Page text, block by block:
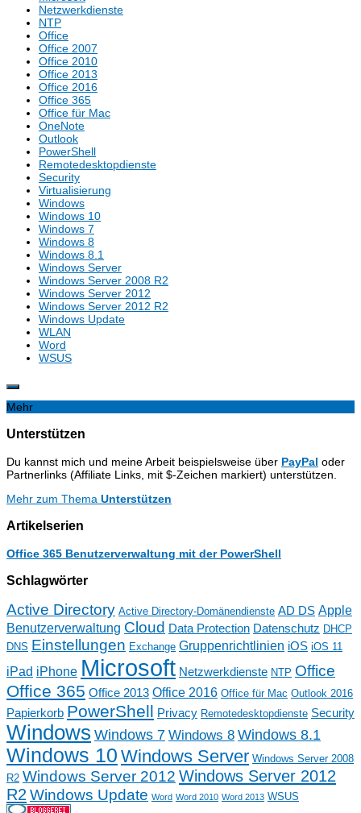
Netzwerkdienste
NTP
Office
Office 2007
Office 2010
Office 2013
Office 2016
Office 365
Office für Mac
OneNote
Outlook
PowerShell
Remotedesktopdienste
Security
Virtualisierung
Windows
Windows 10
Windows 7
Windows 8
Windows 8.1
Windows Server
Windows Server 2008 R2
Windows Server 2012
Windows Server 2012 R2
Windows Update
WLAN
Word
WSUS
Mehr
Unterstützen
Du kannst mich und meine Arbeit beispielsweise über PayPal oder
Partnerlinks (Affiliate Links, mit $-Zeichen markiert) unterstützen.
Mehr zum Thema Unterstützen
Artikelserien
Office 365 Benutzerverwaltung mit der PowerShell
Schlagwörter
Active Directory Active Directory-Domänendienste AD DS Apple
Benutzerverwaltung Cloud Data Protection Datenschutz DHCP
DNS Einstellungen Exchange Gruppenrichtlinien iOS iOS 11
iPad iPhone Microsoft Netzwerkdienste NTP Office
Office 365 Office 2013 Office 2016 Office für Mac Outlook 2016
Papierkorb PowerShell Privacy Remotedesktopdienste Security
Windows Windows 7 Windows 8 Windows 8.1
Windows 10 Windows Server Windows Server 2008
R2 Windows Server 2012 Windows Server 2012
R2Windows Update Word Word 2010 Word 2013 WSUS